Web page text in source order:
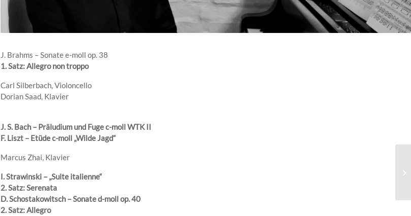
J. Brahms – Sonate e-moll op. 38
1. Satz: Allegro non troppo
Carl Silberbach, Violoncello
Dorian Saad, Klavier
J. S. Bach – Präludium und Fuge c-moll WTK II
F. Liszt – Etüde c-moll „Wilde Jagd“
Marcus Zhai, Klavier
I. Strawinski – „Suite italienne“
2. Satz: Serenata
D. Schostakowitsch – Sonate d-moll op. 40
2. Satz: Allegro